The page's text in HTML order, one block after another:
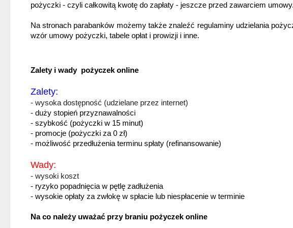
pożyczki - czyli całkowitą kwotę do zapłaty - jeszcze przed zawarciem umowy.
Na stronach parabanków możemy także znaleźć regulaminy udzielania
wzór umowy pożyczki, tabele opłat i prowizji i inne.
Zalety i wady  pożyczek online
Zalety:
- wysoka dostępność (udzielane przez internet)
- duży stopień przyznawalności
- szybkość (pożyczki w 15 minut)
- promocje (pożyczki za 0 zł)
- możliwość przedłużenia terminu spłaty (refinansowanie)
Wady:
- wysoki koszt
- ryzyko popadnięcia w pętlę zadłużenia
- wysokie opłaty za zwłokę w spłacie lub niespłacenie w terminie
Na co należy uważać przy braniu pożyczek online